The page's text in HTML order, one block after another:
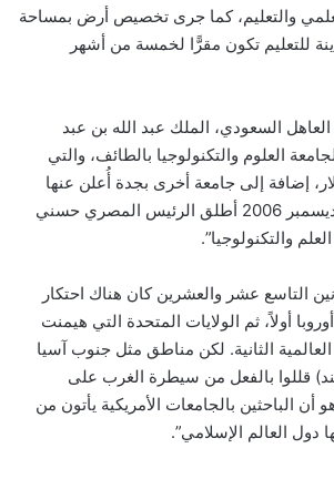
والتعليم، كما جرى تخصيص أرض بمساحة
مدينة للتعليم تكون مقرًّا لخمسة من أشهر
وضع العاهل السعودي، الملك عبد الله بن عبد
العلوم والتكنولوجيا بالطائف، والتي
مليار دولار، إضافة إلى جامعة أخرى بجدة أُعلن عنها
الشهر الماضي. وفي ديسمبر 2006 أطلق الرئيس المصري حسني
والتكنولوجيا”.
التاسع عشر والعشرين كان هناك احتكار
أولاً، ثم الولايات المتحدة التي هيمنت
الثانية. لكن مناطق مثل جنوب آسيا
قللوا بالفعل من سيطرة الغرب على
أن الباحثين بالجامعات الأمريكية يأتون من
دول العالم الإسلامي”.